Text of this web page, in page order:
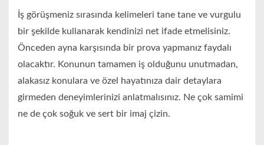
İş görüşmeniz sırasında kelimeleri tane tane ve vurgulu
bir şekilde kullanarak kendinizi net ifade etmelisiniz.
Önceden ayna karşısında bir prova yapmanız faydalı
olacaktır. Konunun tamamen iş olduğunu unutmadan,
alakasız konulara ve özel hayatınıza dair detaylara
girmeden deneyimlerinizi anlatmalısınız. Ne çok samimi
ne de çok soğuk ve sert bir imaj çizin.